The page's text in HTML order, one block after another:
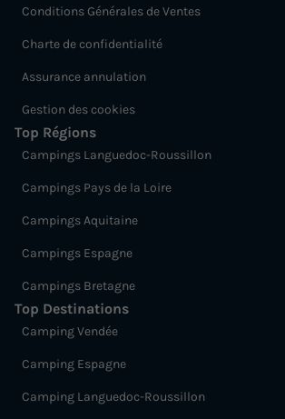
Conditions Générales de Ventes
Charte de confidentialité
Assurance annulation
Gestion des cookies
Top Régions
Campings Languedoc-Roussillon
Campings Pays de la Loire
Campings Aquitaine
Campings Espagne
Campings Bretagne
Top Destinations
Camping Vendée
Camping Espagne
Camping Languedoc-Roussillon